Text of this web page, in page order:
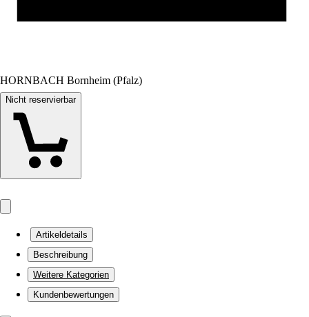
HORNBACH Bornheim (Pfalz)
Nicht reservierbar
Artikeldetails
Beschreibung
Weitere Kategorien
Kundenbewertungen